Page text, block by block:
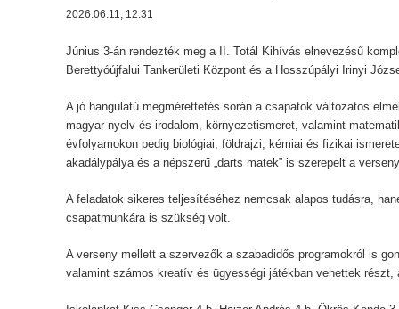
2026.06.11, 12:31
Június 3-án rendezték meg a II. Totál Kihívás elnevezésű
Berettyóújfalui Tankerületi Központ és a Hosszúpályi Irinyi
A jó hangulatú megmérettetés során a csapatok változatos
magyar nyelv és irodalom, környezetismeret, valamint
évfolyamokon pedig biológiai, földrajzi, kémiai és fizikai
akadálypálya és a népszerű „darts matek” is szerepelt a
A feladatok sikeres teljesítéséhez nemcsak alapos tudásra,
csapatmunkára is szükség volt.
A verseny mellett a szervezők a szabadidős programokról is
valamint számos kreatív és ügyességi játékban vehettek